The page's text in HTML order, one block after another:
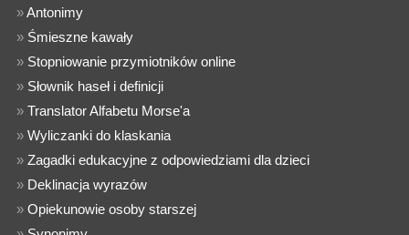
»Antonimy
» Śmieszne kawały
» Stopniowanie przymiotników online
» Słownik haseł i definicji
»Translator Alfabetu Morse'a
»Wyliczanki do klaskania
»Zagadki edukacyjne z odpowiedziami dla dzieci
» Deklinacja wyrazów
»Opiekunowie osoby starszej